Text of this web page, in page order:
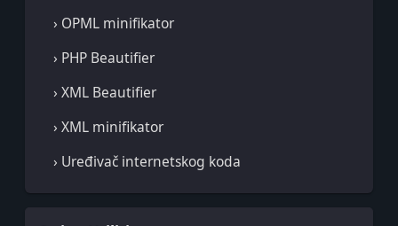
› OPML minifikator
› PHP Beautifier
› XML Beautifier
› XML minifikator
› Uređivač internetskog koda